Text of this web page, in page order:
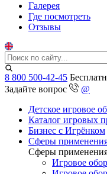
Галерея
Где посмотреть
Отзывы
8 800 500-42-45
Задайте вопрос
@
Детское игровое
Каталог игровых
Бизнес с Игрёнком
Сферы
Сферы
Игровое